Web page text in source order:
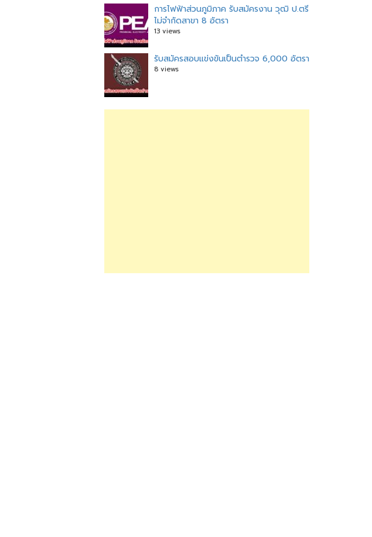
การไฟฟ้าส่วนภูมิภาค รับสมัครงาน วุฒิ ป.ตรี
ไม่จำกัดสาขา 8 อัตรา
13 views
รับสมัครสอบแข่งขันเป็นตำรวจ 6,000 อัตรา
8 views